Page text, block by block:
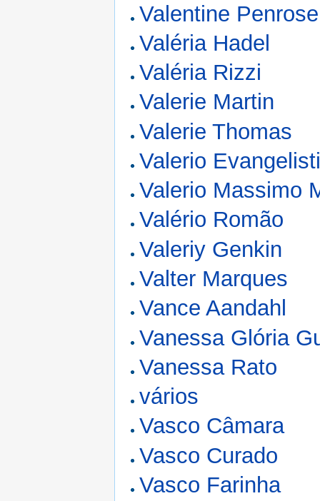
Valentine Penrose
Valéria Hadel
Valéria Rizzi
Valerie Martin
Valerie Thomas
Valerio
Valerio Massimo
Valério Romão
Valeriy Genkin
Valter Marques
Vance Aandahl
Vanessa Glória
Vanessa Rato
vários
Vasco Câmara
Vasco Curado
Vasco Farinha